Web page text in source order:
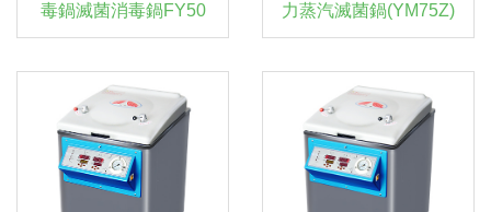
毒鍋滅菌消毒鍋FY50
力蒸汽滅菌鍋(YM75Z)